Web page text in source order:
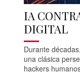
IA
DIGITAL
Durante
una clásica
hackers